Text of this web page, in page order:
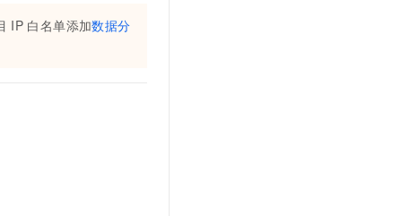
IP 白名单添加数据分